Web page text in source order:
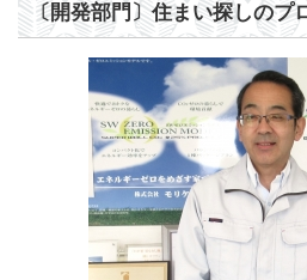
〔開発部門〕住まい探しの